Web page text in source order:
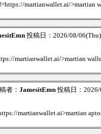
martianwallet.ai/>martian
投稿日：2026/08/
martianwallet.ai/>martian
者： JamesitEmn 投稿日：
martianwallet.ai>martian